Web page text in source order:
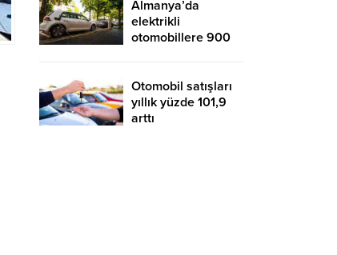
Almanya’da
elektrikli
otomobillere 900
Otomobil satışları
yıllık yüzde 101,9
arttı